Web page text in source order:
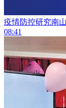
疫情防控研究南
08:41